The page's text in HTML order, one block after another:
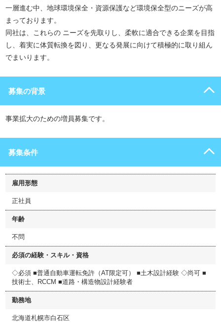
一層進む中、地球環境保全・資源保護など環境保全型のニーズが高
まっております。
同社は、これらの ニーズを先取りし、柔軟に適合できる企業を目指
し、着実に体質転換を図り、更なる発展に向けて積極的に取り組ん
でまいります。
募集の背景
事業拡大のための増員募集です。
募集条件
雇用形態
正社員
年齢
不問
必須の経験・スキル・資格
◇必須 ■普通自動車運転免許（AT限定可） ■土木設計経験 ◇尚可 ■
技術士、RCCM ■道路・構造物設計経験者
勤務地
北海道札幌市白石区